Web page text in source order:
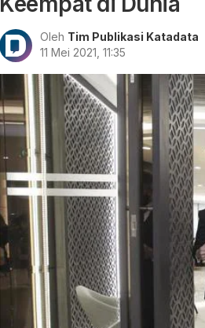
Oleh Tim Publikasi Katadata
11 Mei 2021, 11:35